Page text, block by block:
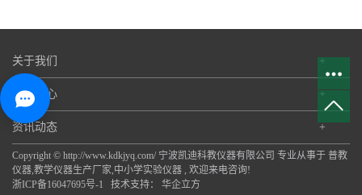
关于我们 +
产品中心 +
资讯动态 +
Copyright © http://www.kdkjyq.com/ 宁波凯迪科教仪器有限公司 专业从事于 普教
仪器,教学仪器生产厂家,中小学实验仪器 , 欢迎来电咨询!
浙ICP备16047695号-1 技术支持： 华企立方